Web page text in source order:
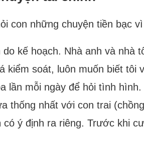
con những chuyện tiền bạc
kế hoạch. Nhà anh và nhà
kiểm soát, luôn muốn biết
lần mỗi ngày để hỏi tình
thống nhất với con trai
ý định ra riêng. Trước khi